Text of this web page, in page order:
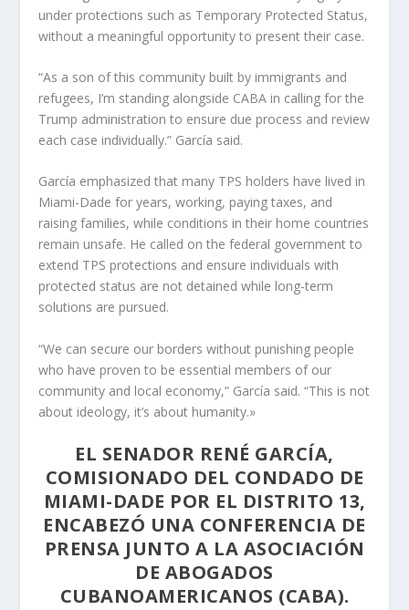
under protections such as Temporary Protected Status,
without a meaningful opportunity to present their case.
“As a son of this community built by immigrants and
refugees, I’m standing alongside CABA in calling for the
Trump administration to ensure due process and review
each case individually.” García said.
García emphasized that many TPS holders have lived in
Miami-Dade for years, working, paying taxes, and
raising families, while conditions in their home countries
remain unsafe. He called on the federal government to
extend TPS protections and ensure individuals with
protected status are not detained while long-term
solutions are pursued.
“We can secure our borders without punishing people
who have proven to be essential members of our
community and local economy,” García said. “This is not
about ideology, it’s about humanity.»
EL SENADOR RENÉ GARCÍA,
COMISIONADO DEL CONDADO DE
MIAMI-DADE POR EL DISTRITO 13,
ENCABEZÓ UNA CONFERENCIA DE
PRENSA JUNTO A LA ASOCIACIÓN
DE ABOGADOS
CUBANOAMERICANOS (CABA).